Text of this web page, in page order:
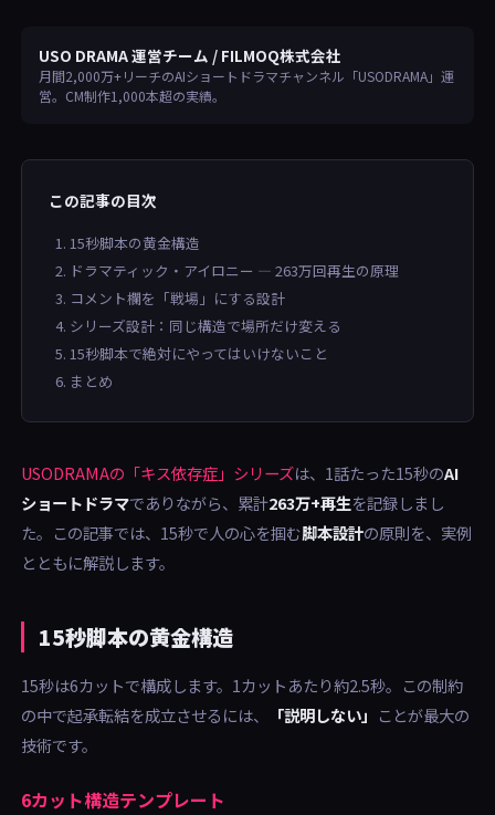
USO DRAMA 運営チーム / FILMOQ株式会社
月間2,000万+リーチのAIショートドラマチャンネル「USODRAMA」運
営。CM制作1,000本超の実績。
この記事の目次
15秒脚本の黄金構造
ドラマティック・アイロニー — 263万回再生の原理
コメント欄を「戦場」にする設計
シリーズ設計：同じ構造で場所だけ変える
15秒脚本で絶対にやってはいけないこと
まとめ
USODRAMAの「キス依存症」シリーズは、1話たった15秒のAI
ショートドラマでありながら、累計263万+再生を記録しまし
た。この記事では、15秒で人の心を掴む脚本設計の原則を、実例
とともに解説します。
15秒脚本の黄金構造
15秒は6カットで構成します。1カットあたり約2.5秒。この制約
の中で起承転結を成立させるには、
「説明しない」 ことが最大の
技術です。
6カット構造テンプレート